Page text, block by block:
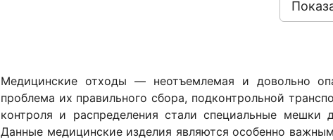
Медицинские отходы — неотъемлемая и довольно
проблема их правильного сбора, подконтрольной
контроля и распределения стали специальные мешки
Данные медицинские изделия являются особенно